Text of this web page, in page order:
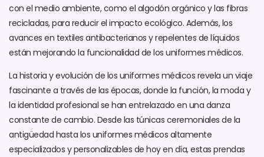
con el medio ambiente, como el algodón orgánico y las fibras
recicladas, para reducir el impacto ecológico. Además, los
avances en textiles antibacterianos y repelentes de líquidos
están mejorando la funcionalidad de los uniformes médicos.
La historia y evolución de los uniformes médicos revela un viaje
fascinante a través de las épocas, donde la función, la moda y
la identidad profesional se han entrelazado en una danza
constante de cambio. Desde las túnicas ceremoniales de la
antigüedad hasta los uniformes médicos altamente
especializados y personalizables de hoy en día, estas prendas